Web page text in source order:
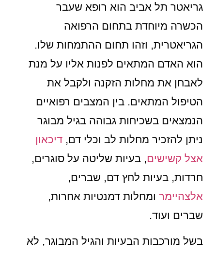
גריאטר תל אביב הוא רופא שעבר
הכשרה מיוחדת בתחום הרפואה
הגריאטרית, וזהו תחום ההתמחות שלו.
הוא האדם המתאים לפנות אליו על מנת
לאבחן את מחלות הזקנה ולקבל את
הטיפול המתאים. בין המצבים רפואיים
הנמצאים בשכיחות גבוהה בגיל מבוגר
ניתן להזכיר מחלות לב וכלי דם,דיכאון
אצל קשישים, בעיות שליטה על סוגרים,
חרדות, בעיות לחץ דם, שברים,
אלצהיימרומחלות דמנטיות אחרות,
שברים ועוד.
בשל מורכבות הבעיות והגיל המבוגר, לא